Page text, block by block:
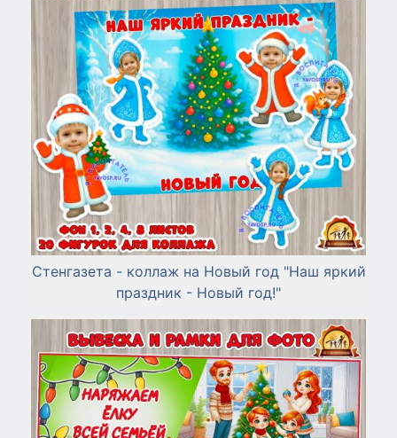
Стенгазета - коллаж на Новый год "Наш яркий
праздник - Новый год!"